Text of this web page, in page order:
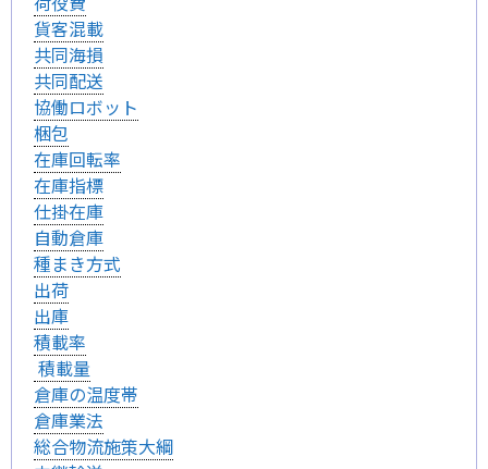
貨客混載
共同海損
共同配送
協働ロボット
梱包
在庫回転率
在庫指標
仕掛在庫
自動倉庫
種まき方式
出荷
出庫
積載率
積載量
倉庫の温度帯
倉庫業法
総合物流施策大綱